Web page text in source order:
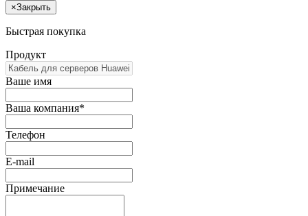
×Закрыть
Быстрая покупка
Продукт
Ваше имя
Ваша компания*
Телефон
E-mail
Примечание